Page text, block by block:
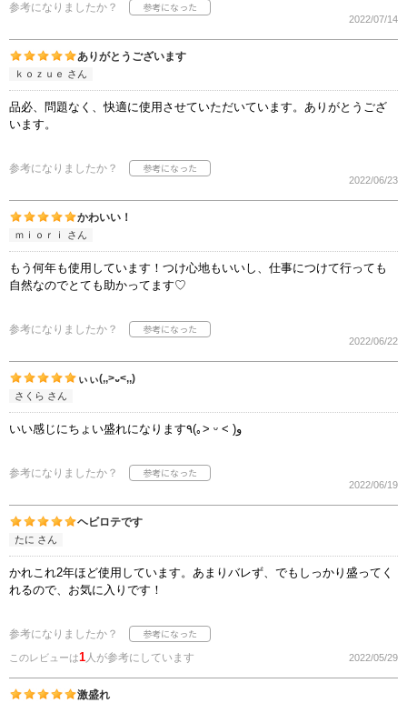
参考になりましたか？
2022/07/14
ありがとうございます
ｋｏｚｕｅ さん
品必、問題なく、快適に使用させていただいています。ありがとうござ
います。
参考になりましたか？
2022/06/23
かわいい！
ｍｉｏｒｉ さん
もう何年も使用しています！つけ心地もいいし、仕事につけて行っても
自然なのでとても助かってます♡
参考になりましたか？
2022/06/22
ぃぃ(,,>᎑<,,)
さくら さん
いい感じにちょい盛れになります٩(｡˃ ᵕ ˂ )و
参考になりましたか？
2022/06/19
ヘビロテです
たに さん
かれこれ2年ほど使用しています。あまりバレず、でもしっかり盛ってく
れるので、お気に入りです！
参考になりましたか？
このレビューは1人が参考にしています 2022/05/29
激盛れ